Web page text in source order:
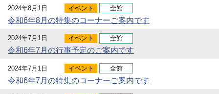
2024年8月1日 イベント 全館
令和6年8月の特集のコーナーご案内です
2024年7月1日 イベント 全館
令和6年7月の行事予定のご案内です
2024年7月1日 イベント 全館
令和6年7月の特集のコーナーご案内です